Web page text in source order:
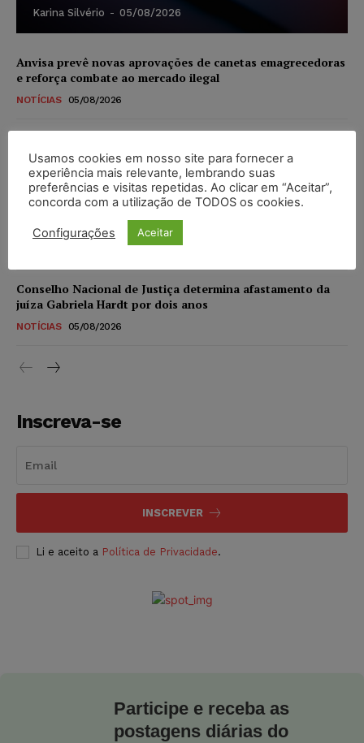
Karina Silvério - 05/08/2026
Anvisa prevê novas aprovações de canetas emagrecedoras
e reforça combate ao mercado ilegal
NOTÍCIAS 05/08/2026
máxima para magistrados e regulamenta perda do cargo
NOTÍCIAS 05/08/2026
Justiça de SP rejeita ação da família de Alexandre de
Moraes contra senador Alessandro Vieira
Conselho Nacional de Justiça determina afastamento da
juíza Gabriela Hardt por dois anos
NOTÍCIAS 05/08/2026
Inscreva-se
INSCREVER
Li e aceito a Política de Privacidade.
Participe e receba as
postagens diárias do
Usamos cookies em nosso site para fornecer a
experiência mais relevante, lembrando suas
preferências e visitas repetidas. Ao clicar em “Aceitar”,
concorda com a utilização de TODOS os cookies.
Configurações Aceitar